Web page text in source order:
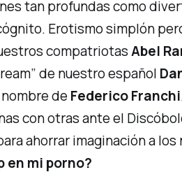
tan profundas como
. Erotismo simplón
compatriotasAbel
de nuestro español
de Federico Franchi
con otras ante el
ahorrar imaginación a
en mi porno?